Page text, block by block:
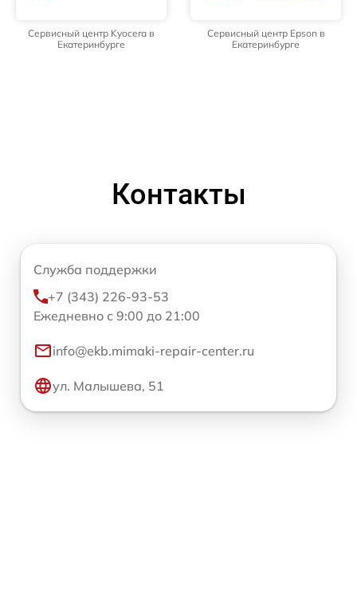
Сервисный центр Kyocera в
Екатеринбурге
Сервисный центр Epson в
Екатеринбурге
Контакты
Служба поддержки
+7 (343) 226-93-53
Ежедневно с 9:00 до 21:00
info@ekb.mimaki-repair-center.ru
ул. Малышева, 51